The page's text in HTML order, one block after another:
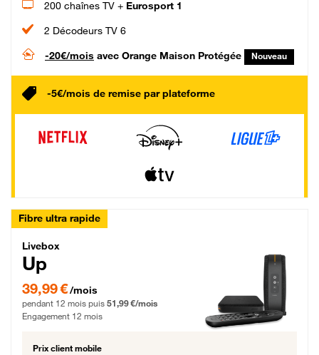
200 chaînes TV + Eurosport 1
2 Décodeurs TV 6
-20€/mois avec Orange Maison Protégée Nouveau
-5€/mois de remise par plateforme
Fibre ultra rapide
Livebox Up Fibre
Livebox
Up
39,99 € par mois pendant 12 mois puis 51,99 € par mois, Engagement 12 mois
39,99 €/mois
pendant 12 mois puis 51,99 €/mois
Engagement 12 mois
Prix client mobile